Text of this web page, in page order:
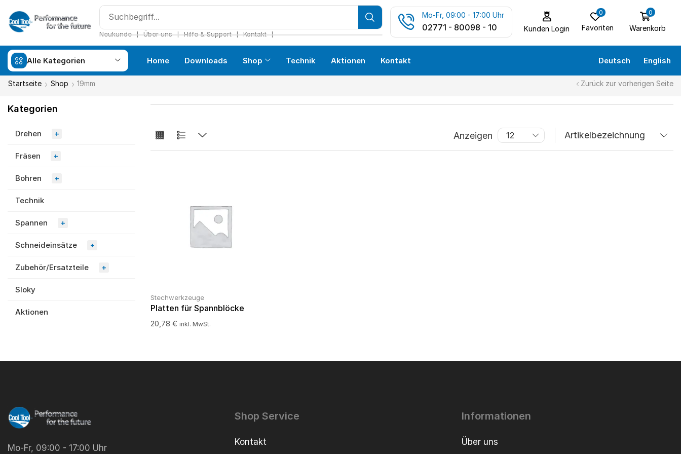
Neukunde ❘ Über uns ❘ Hilfe & Support ❘ Kontakt ❘
Mo-Fr, 09:00 - 17:00 Uhr
02771 - 80098 - 10 Kunden Login
0
Favoriten
0
Warenkorb
Alle Kategorien Home Downloads Shop Technik Aktionen Kontakt Deutsch English
Startseite Shop 19mm Zurück zur vorherigen Seite
Kategorien
Drehen +
Fräsen +
Bohren +
Technik
Spannen +
Schneideinsätze +
Zubehör/Ersatzteile +
Sloky
Aktionen
Anzeigen
Stechwerkzeuge
Platten für Spannblöcke
20,78€ inkl. MwSt.
Mo-Fr, 09:00 - 17:00 Uhr
Shop Service
Kontakt
Informationen
Über uns